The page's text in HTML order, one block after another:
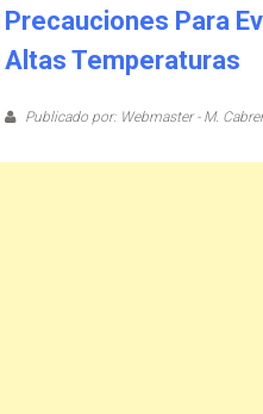
Precauciones Para
Altas Temperaturas
Publicado por: Webmaster - M.